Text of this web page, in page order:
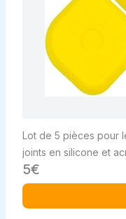
Lot de 5 pièces pour
joints en silicone et
5€